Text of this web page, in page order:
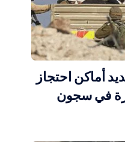
أماكن احتجاز
غزة في سجون